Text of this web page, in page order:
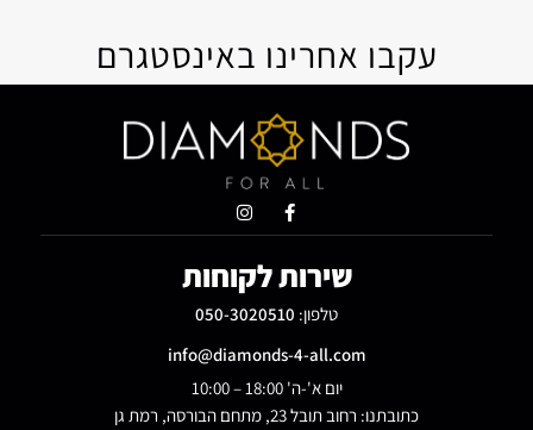
עקבו אחרינו באינסטגרם
שירות לקוחות
טלפון: 050-3020510
info@diamonds-4-all.com
יום א'-ה' 18:00 – 10:00
כתובתנו: רחוב תובל 23, מתחם הבורסה, רמת גן